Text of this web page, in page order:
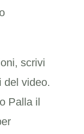
scrivi
del video.
Palla il